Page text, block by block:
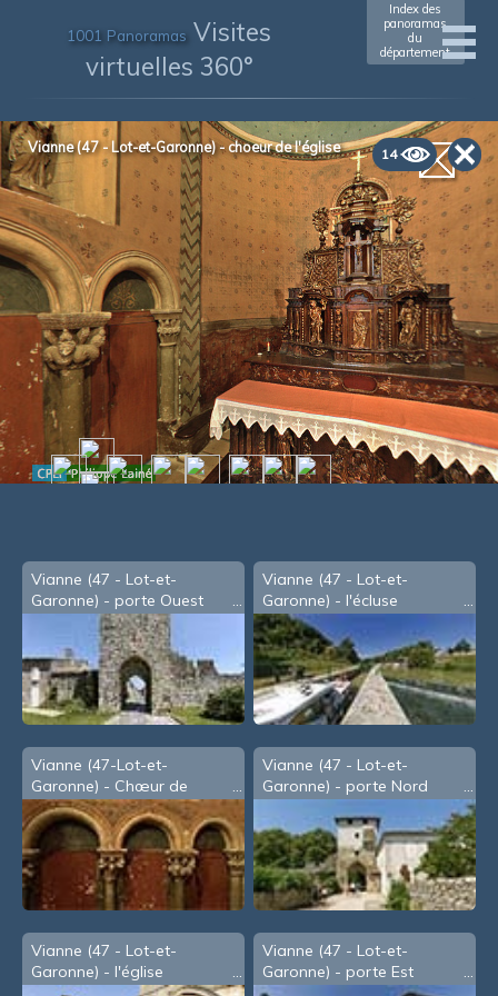
1001 Panoramas Visites
virtuelles 360°
Index des
panoramas
du
département
14
Vianne (47 - Lot-et-Garonne) - choeur de l'église
Vianne (47 - Lot-et-
Garonne) - porte Ouest
Vianne (47 - Lot-et-
Garonne) - l'écluse
Vianne (47-Lot-et-
Garonne) - Chœur de
l'église Saint-Christophe
Vianne (47 - Lot-et-
Garonne) - porte Nord
Vianne (47 - Lot-et-
Garonne) - l'église
Vianne (47 - Lot-et-
Garonne) - porte Est